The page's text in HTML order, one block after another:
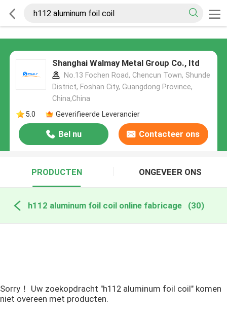
Shanghai Walmay Metal Group Co., Itd
No.13 Fochen Road, Chencun Town, Shunde
District, Foshan City, Guangdong Province,
China,China
5.0
Geverifieerde Leverancier
Bel nu Contacteer ons
PRODUCTEN ONGEVEER ONS
h112 aluminum foil coil online fabricage (30)
Sorry！ Uw zoekopdracht "h112 aluminum foil coil" komen
niet overeen met producten.